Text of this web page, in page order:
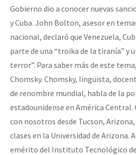
Gobierno dio a conocer nuevas
y Cuba. John Bolton, asesor en
nacional, declaró que Venezuela,
parte de una “troika de la tiranía” y
terror”. Para saber más de este
Chomsky. Chomsky, lingüista,
de renombre mundial, habla de la
estadounidense en América Central.
con nosotros desde Tucson,
clases en la Universidad de Arizona.
emérito del Instituto Tecnológico